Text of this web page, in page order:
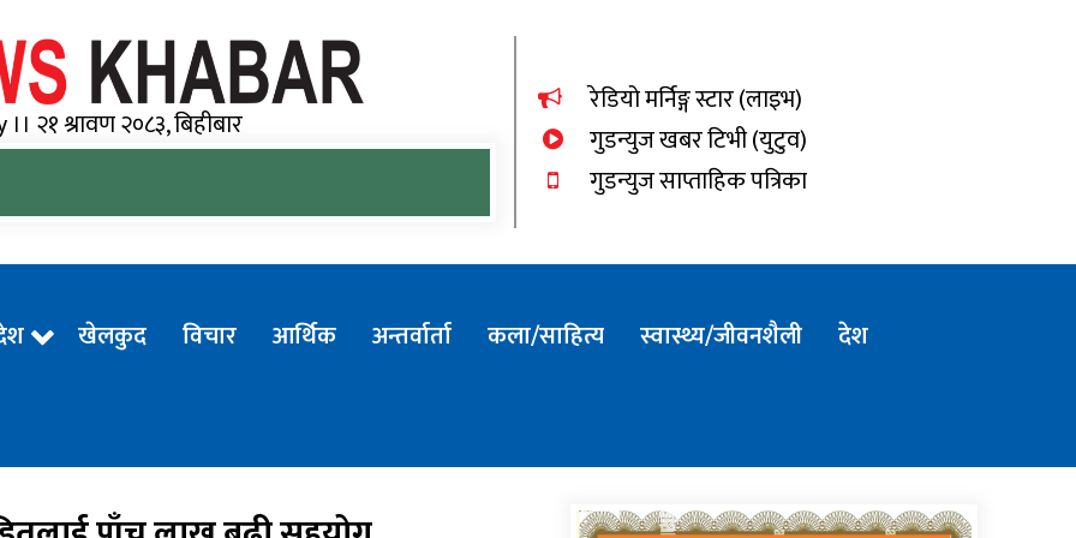
२१ श्रावण २०८३, बिहीबार
रेडियो मर्निङ्ग स्टार (लाइभ)
गुडन्युज खबर टिभी (युटुव)
गुडन्युज साप्ताहिक पत्रिका
खेलकुद विचार आर्थिक अन्तर्वार्ता कला/साहित्य स्वास्थ्य/जीवनशैली देश